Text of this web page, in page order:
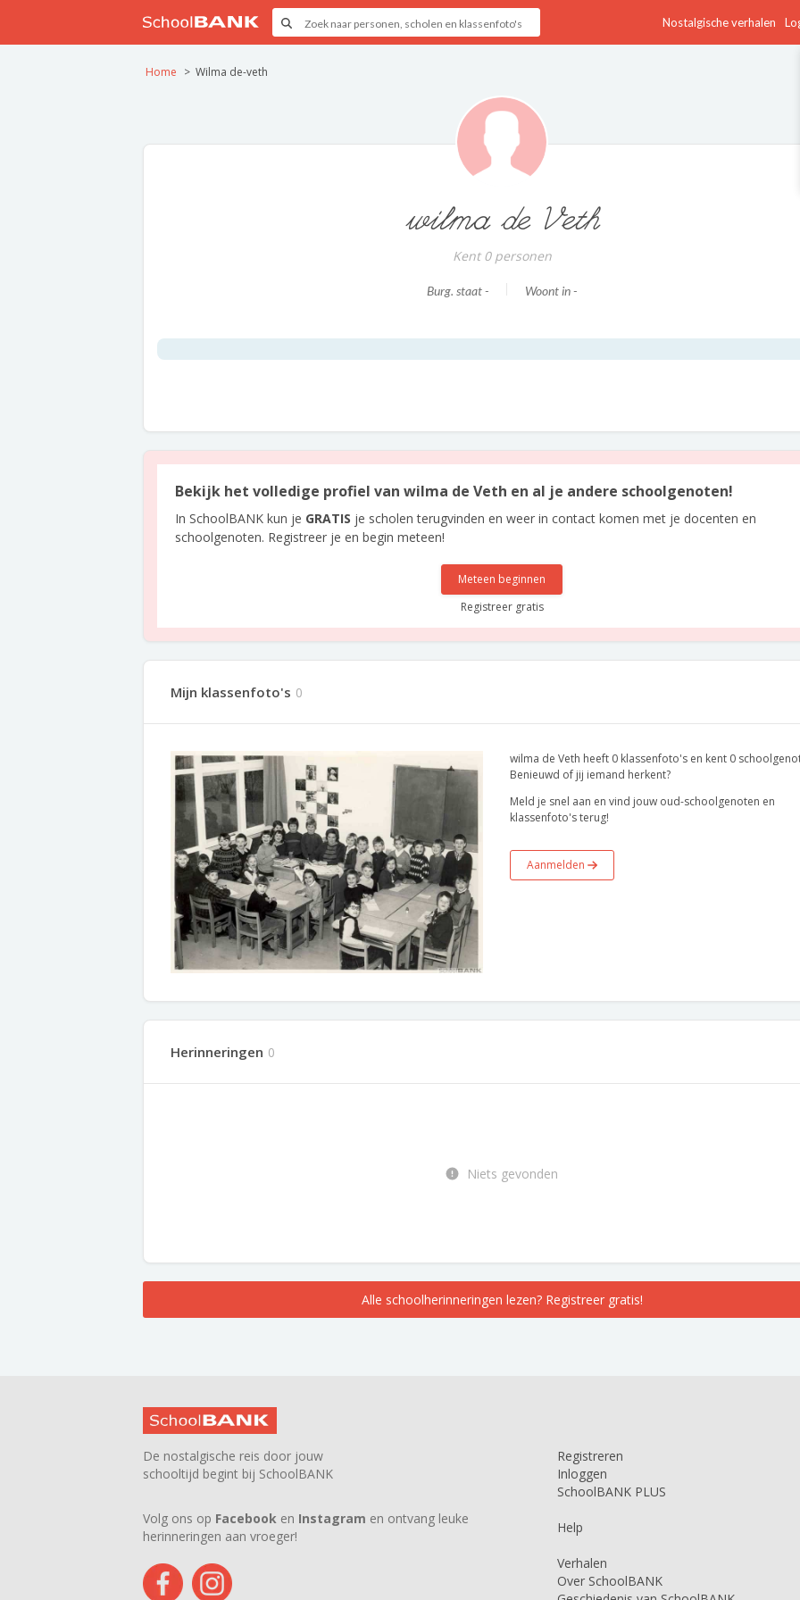
Nostalgische verhalen
Home Wilma de-veth
wilma de Veth
Kent 0 personen
Burg. staat - Woont in -
Bekijk het volledige profiel van wilma de Veth en al je andere schoolgenoten!
In SchoolBANK kun je GRATIS je scholen terugvinden en weer in contact komen met je docenten en
schoolgenoten. Registreer je en begin meteen!
Meteen beginnen
Registreer gratis
Mijn klassenfoto's 0
wilma de Veth heeft 0 klassenfoto's en kent 0
Benieuwd of jij iemand herkent?
Meld je snel aan en vind jouw oud-schoolgenoten en
klassenfoto's terug!
Aanmelden
Herinneringen 0
Niets gevonden
Alle schoolherinneringen lezen? Registreer gratis!
De nostalgische reis door jouw
schooltijd begint bij SchoolBANK
Volg ons op Facebook en Instagram en ontvang leuke
herinneringen aan vroeger!
Registreren
Inloggen
SchoolBANK PLUS
Help
Verhalen
Over SchoolBANK